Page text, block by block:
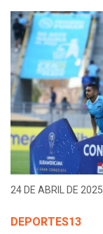
24 DE ABRIL DE
DEPORTES13